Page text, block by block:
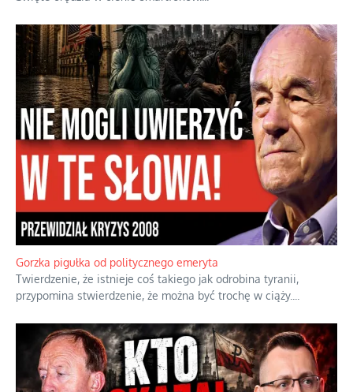
Boskie przestrogi na trudne czasy. Maryjna alternatywa dla
cyfrowego świata
Święte orędzia w cieniu smartfonów....